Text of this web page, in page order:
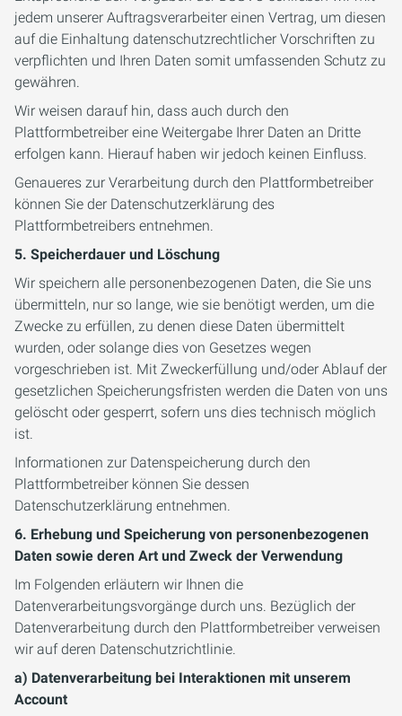
jedem unserer Auftragsverarbeiter einen Vertrag, um diesen
auf die Einhaltung datenschutzrechtlicher Vorschriften zu
verpflichten und Ihren Daten somit umfassenden Schutz zu
gewähren.
Wir weisen darauf hin, dass auch durch den
Plattformbetreiber eine Weitergabe Ihrer Daten an Dritte
erfolgen kann. Hierauf haben wir jedoch keinen Einfluss.
Genaueres zur Verarbeitung durch den Plattformbetreiber
können Sie der Datenschutzerklärung des
Plattformbetreibers entnehmen.
5. Speicherdauer und Löschung
Wir speichern alle personenbezogenen Daten, die Sie uns
übermitteln, nur so lange, wie sie benötigt werden, um die
Zwecke zu erfüllen, zu denen diese Daten übermittelt
wurden, oder solange dies von Gesetzes wegen
vorgeschrieben ist. Mit Zweckerfüllung und/oder Ablauf der
gesetzlichen Speicherungsfristen werden die Daten von uns
gelöscht oder gesperrt, sofern uns dies technisch möglich
ist.
Informationen zur Datenspeicherung durch den
Plattformbetreiber können Sie dessen
Datenschutzerklärung entnehmen.
6. Erhebung und Speicherung von personenbezogenen
Daten sowie deren Art und Zweck der Verwendung
Im Folgenden erläutern wir Ihnen die
Datenverarbeitungsvorgänge durch uns. Bezüglich der
Datenverarbeitung durch den Plattformbetreiber verweisen
wir auf deren Datenschutzrichtlinie.
a) Datenverarbeitung bei Interaktionen mit unserem
Account